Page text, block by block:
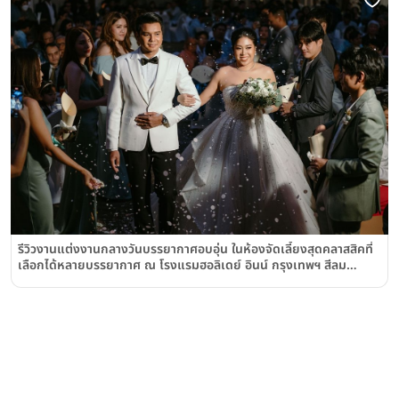
รีวิวงานแต่งงานกลางวันบรรยากาศอบอุ่น ในห้องจัดเลี้ยงสุดคลาสสิคที่
เลือกได้หลายบรรยากาศ ณ โรงแรมฮอลิเดย์ อินน์ กรุงเทพฯ สีลม